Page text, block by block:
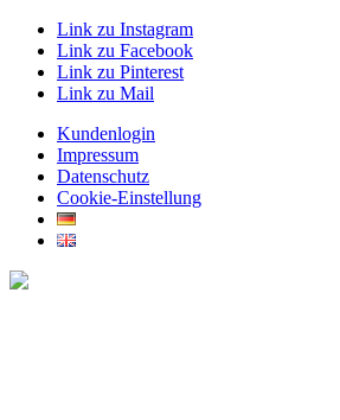
Link zu Instagram
Link zu Facebook
Link zu Pinterest
Link zu Mail
Kundenlogin
Impressum
Datenschutz
Cookie-Einstellung